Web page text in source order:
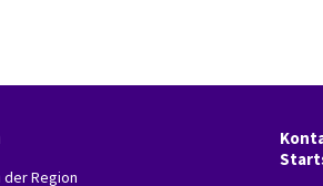
der Region